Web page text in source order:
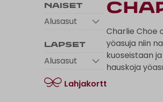
Naiset
Alusasut
Lapset
Alusasut
Lahjakortti
Charlie Choe
yöasuja niin
kuoseistaan
hauskoja